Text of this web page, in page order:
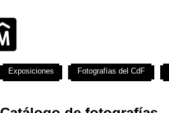
Exposiciones Fotografías del CdF